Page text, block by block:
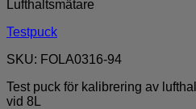
Lufthaltsmätare
Testpuck
SKU: FOLA0316-94
Test puck för kalibrering av
vid 8L